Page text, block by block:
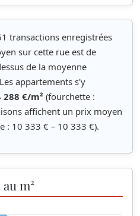
transactions enregistrées
sur cette rue est de
de la moyenne
appartements s'y
288 €/m² (fourchette :
affichent un prix moyen
: 10 333 € – 10 333 €).
m²